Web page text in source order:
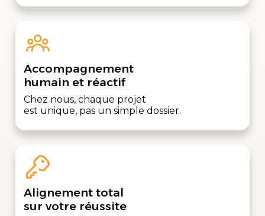
Accompagnement
humain et réactif
Chez nous, chaque projet
est unique, pas un simple dossier.
Alignement total
sur votre réussite